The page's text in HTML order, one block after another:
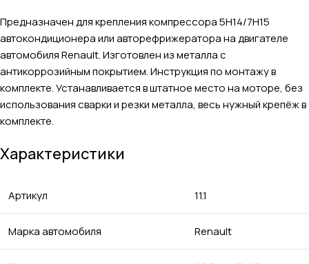
Предназначен для крепления компрессора 5H14/7H15
автокондиционера или авторефрижератора на двигателе
автомобиля Renault. Изготовлен из металла с
антикоррозийным покрытием. Инструкция по монтажу в
комплекте. Устанавливается в штатное место на моторе, без
использования сварки и резки металла, весь нужный крепёж в
комплекте.
Характеристики
Артикул 11.1
Марка автомобиля Renault